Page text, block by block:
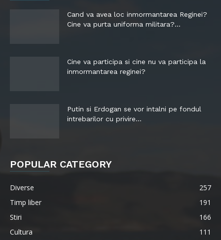
Cand va avea loc inmormantarea Reginei?
Cine va purta uniforma militara?...
Cine va participa si cine nu va participa la
inmormantarea reginei?
Putin si Erdogan se vor intalni pe fondul
intrebarilor cu privire...
POPULAR CATEGORY
Diverse
257
Timp liber
191
Stiri
166
Cultura
111